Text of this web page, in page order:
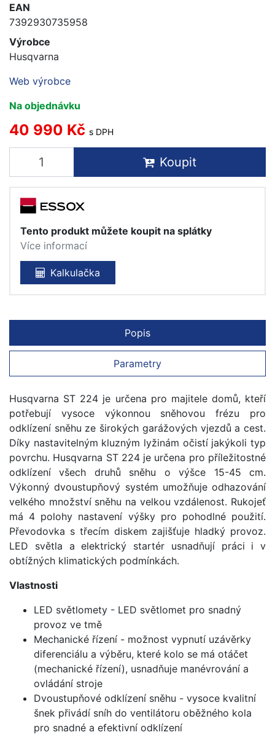
EAN
7392930735958
Výrobce
Husqvarna
Web výrobce
Na objednávku
40 990 Kč s DPH
Koupit
Tento produkt můžete koupit na splátky
Více informací
Kalkulačka
Popis
Parametry
Husqvarna ST 224 je určena pro majitele domů, kteří
potřebují vysoce výkonnou sněhovou frézu pro
odklízení sněhu ze širokých garážových vjezdů a cest.
Díky nastavitelným kluzným lyžinám očistí jakýkoli typ
povrchu. Husqvarna ST 224 je určena pro příležitostné
odklízení všech druhů sněhu o výšce 15-45 cm.
Výkonný dvoustupňový systém umožňuje odhazování
velkého množství sněhu na velkou vzdálenost. Rukojeť
má 4 polohy nastavení výšky pro pohodlné použití.
Převodovka s třecím diskem zajišťuje hladký provoz.
LED světla a elektrický startér usnadňují práci i v
obtížných klimatických podmínkách.
Vlastnosti
LED světlomety - LED světlomet pro snadný
provoz ve tmě
Mechanické řízení - možnost vypnutí uzávěrky
diferenciálu a výběru, které kolo se má otáčet
(mechanické řízení), usnadňuje manévrování a
ovládání stroje
Dvoustupňové odklízení sněhu - vysoce kvalitní
šnek přivádí sníh do ventilátoru oběžného kola
pro snadné a efektivní odklízení